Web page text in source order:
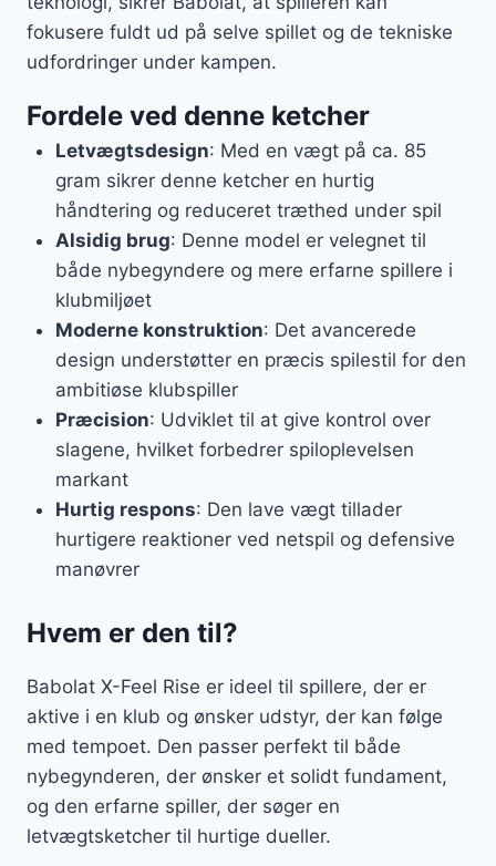
fokusere fuldt ud på selve spillet og de tekniske
udfordringer under kampen.
Fordele ved denne ketcher
Letvægtsdesign: Med en vægt på ca. 85
gram sikrer denne ketcher en hurtig
håndtering og reduceret træthed under spil
Alsidig brug: Denne model er velegnet til
både nybegyndere og mere erfarne spillere i
klubmiljøet
Moderne konstruktion: Det avancerede
design understøtter en præcis spilestil for den
ambitiøse klubspiller
Præcision: Udviklet til at give kontrol over
slagene, hvilket forbedrer spiloplevelsen
markant
Hurtig respons: Den lave vægt tillader
hurtigere reaktioner ved netspil og defensive
manøvrer
Hvem er den til?
Babolat X-Feel Rise er ideel til spillere, der er
aktive i en klub og ønsker udstyr, der kan følge
med tempoet. Den passer perfekt til både
nybegynderen, der ønsker et solidt fundament,
og den erfarne spiller, der søger en
letvægtsketcher til hurtige dueller.